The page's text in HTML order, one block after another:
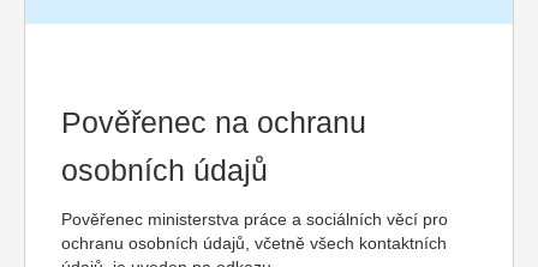
Pověřenec na ochranu
osobních údajů
Pověřenec ministerstva práce a sociálních věcí pro
ochranu osobních údajů, včetně všech kontaktních